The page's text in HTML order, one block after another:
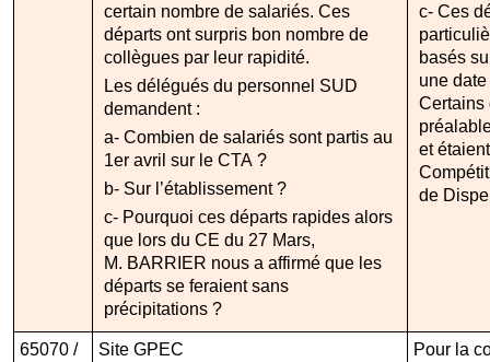
certain nombre de salariés. Ces
départs ont surpris bon nombre de
collègues par leur rapidité.
Les délégués du personnel SUD
demandent :
a- Combien de salariés sont partis au
1er avril sur le CTA ?
b- Sur l’établissement ?
c- Pourquoi ces départs rapides alors
que lors du CE du 27 Mars,
M. BARRIER nous a affirmé que les
départs se feraient sans
précipitations ?
c- Ces
basés
une
Certains
et
de
65070 /
Site GPEC
Pour la